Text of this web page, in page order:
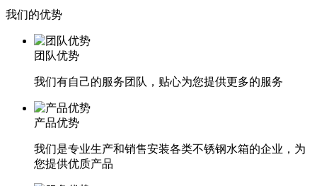
我们的优势
团队优势
我们有自己的服务团队，贴心为您提供更多的服务
产品优势
我们是专业生产和销售安装各类不锈钢水箱的企业，为
您提供优质产品